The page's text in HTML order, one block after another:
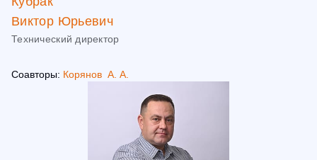
Виктор Юрьевич
Технический директор
Соавторы: Корянов А. А.